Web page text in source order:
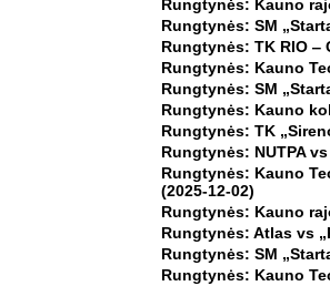
Rungtynės: Kauno
Rungtynės: SM
Rungtynės: TK RIO ‒
Rungtynės: Kauno
Rungtynės: SM
Rungtynės: Kauno
Rungtynės: TK
Rungtynės: NUTPA
Rungtynės: Kauno
(2025-12-02)
Rungtynės: Kauno
Rungtynės: Atlas vs
Rungtynės: SM
Rungtynės: Kauno